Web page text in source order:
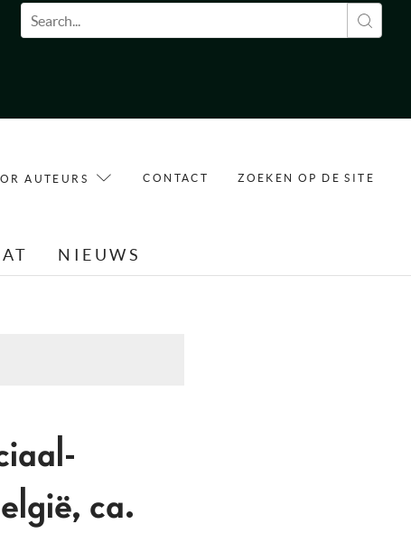
Zoekveld
AUTEURS CONTACT ZOEKEN OP DE SITE
NIEUWS
ca.